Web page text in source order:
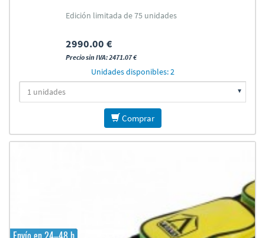
Edición limitada de 75 unidades
2990.00 €
Precio sin IVA: 2471.07 €
Unidades disponibles: 2
Comprar